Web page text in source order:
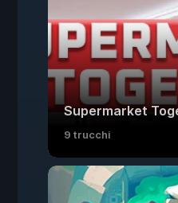
Supermarket
9 trucchi